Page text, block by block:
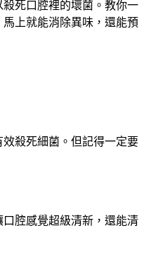
死口腔裡的壞菌。教你一
上就能消除異味，還能預
殺死細菌。但記得一定要
腔感覺超級清新，還能清